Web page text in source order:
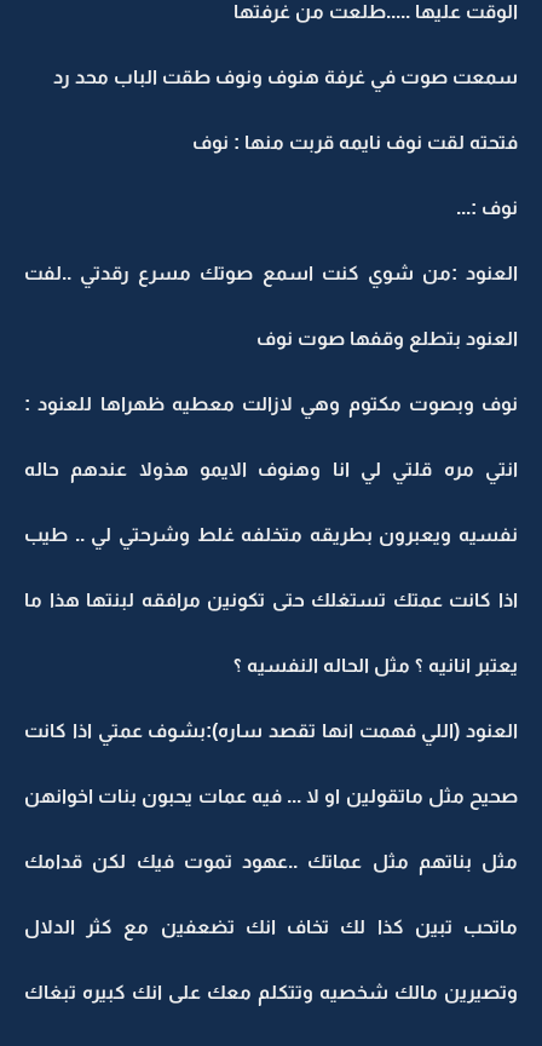
الوقت عليها .....طلعت من غرفتها
سمعت صوت في غرفة هنوف ونوف طقت الباب محد رد
فتحته لقت نوف نايمه قربت منها : نوف
نوف :...
العنود :من شوي كنت اسمع صوتك مسرع رقدتي ..لفت
العنود بتطلع وقفها صوت نوف
نوف وبصوت مكتوم وهي لازالت معطيه ظهراها للعنود :
انتي مره قلتي لي انا وهنوف الايمو هذولا عندهم حاله
نفسيه ويعبرون بطريقه متخلفه غلط وشرحتي لي .. طيب
اذا كانت عمتك تستغلك حتى تكونين مرافقه لبنتها هذا ما
يعتبر انانيه ؟ مثل الحاله النفسيه ؟
العنود (اللي فهمت انها تقصد ساره):بشوف عمتي اذا كانت
صحيح مثل ماتقولين او لا ... فيه عمات يحبون بنات اخوانهن
مثل بناتهم مثل عماتك ..عهود تموت فيك لكن قدامك
ماتحب تبين كذا لك تخاف انك تضعفين مع كثر الدلال
وتصيرين مالك شخصيه وتتكلم معك على انك كبيره تبغاك